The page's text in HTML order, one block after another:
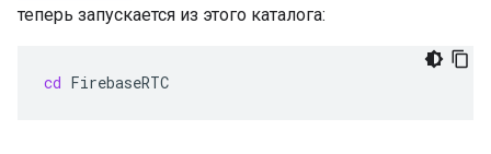
теперь запускается из этого каталога:
cd